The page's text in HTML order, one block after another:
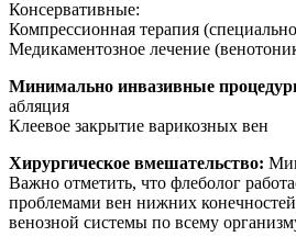
Консервативные:
Компрессионная терапия
Медикаментозное лечение
Минимально инвазивные
абляция
Клеевое закрытие варикозных вен
Хирургическое вмешательство:
Важно отметить, что флеболог
проблемами вен нижних
венозной системы по всему